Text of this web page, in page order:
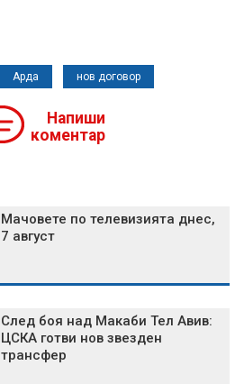
Арда нов договор
Напиши
коментар
Мачовете по телевизията днес,
7 август
След боя над Макаби Тел Авив:
ЦСКА готви нов звезден
трансфер